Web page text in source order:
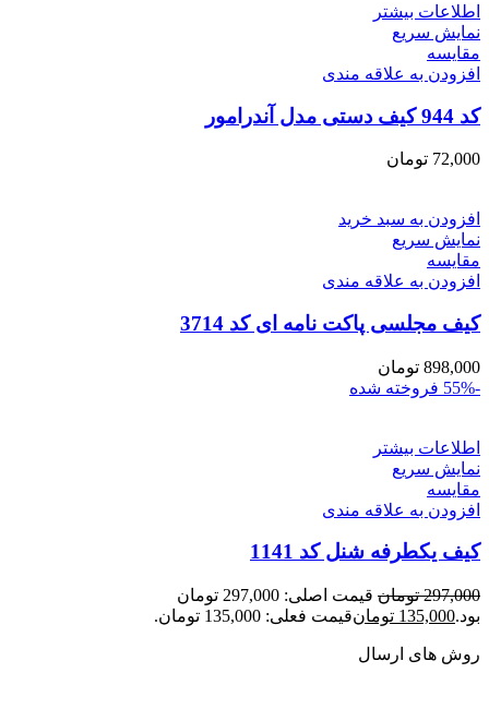
اطلاعات بیشتر
نمایش سریع
مقايسه
افزودن به علاقه مندی
کد 944 کیف دستی مدل آندرامور
72,000 تومان
افزودن به سبد خرید
نمایش سریع
مقايسه
افزودن به علاقه مندی
کیف مجلسی پاکت نامه ای کد 3714
898,000 تومان
-55%
فروخته شده
اطلاعات بیشتر
نمایش سریع
مقايسه
افزودن به علاقه مندی
کیف یکطرفه شنل کد 1141
297,000 تومان
قیمت اصلی: 297,000 تومان
بود.135,000 تومانقیمت فعلی: 135,000 تومان.
روش های ارسال